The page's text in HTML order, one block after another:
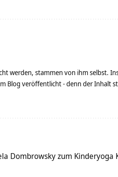
werden, stammen von ihm selbst.
Blog veröffentlicht - denn der Inhalt
Dombrowsky zum Kinderyoga